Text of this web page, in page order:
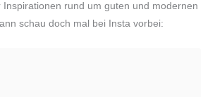
Inspirationen rund um guten und modernen
schau doch mal bei Insta vorbei: